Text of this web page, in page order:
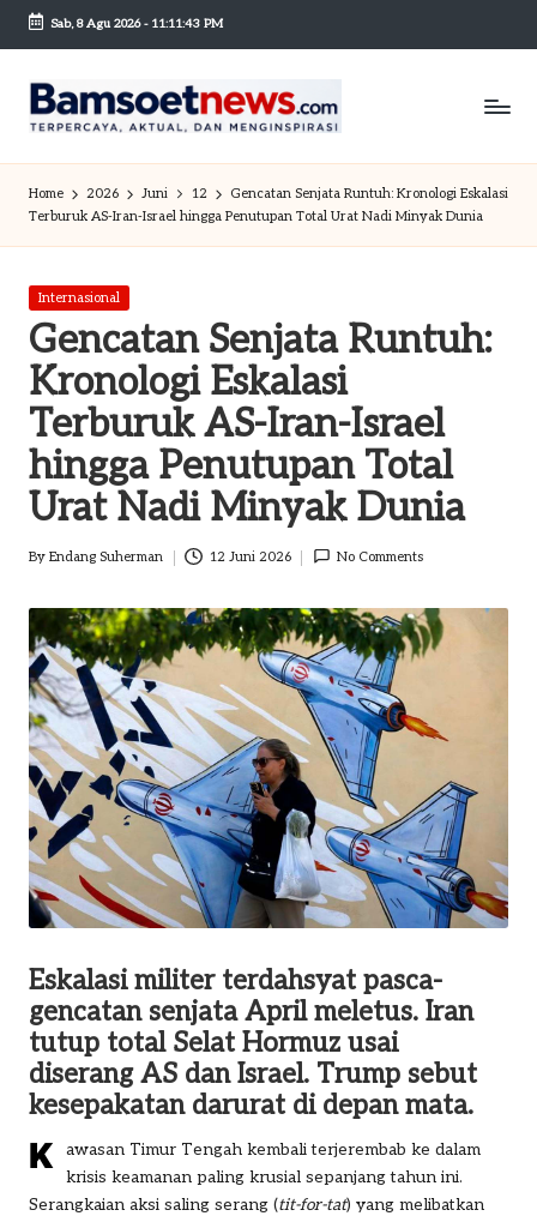
Skip
content
Sab, 8 Agu 2026- 11:11:44 PM
B
a
m
s
o
et
n
e
w
sc
o
m
Mobilitas
Home 2026 Juni 12
Gencatan Senjata Runtuh: Kronologi Eskalasi
Terburuk AS-Iran-Israel hingga Penutupan Total Urat Nadi Minyak Dunia
Posted
Internasional
Gencatan Senjata Runtuh:
Kronologi Eskalasi
Terburuk AS-Iran-Israel
hingga Penutupan Total
Urat Nadi Minyak Dunia
Posted
By Endang Suherman 12 Juni 2026 No Comments
Eskalasi militer terdahsyat pasca-
gencatan senjata April meletus. Iran
tutup total Selat Hormuz usai
diserang AS dan Israel. Trump sebut
kesepakatan darurat di depan mata.
K
awasan Timur Tengah kembali terjerembab ke dalam
krisis keamanan paling krusial sepanjang tahun ini.
Serangkaian aksi saling serang (tit-for-tat) yang melibatkan